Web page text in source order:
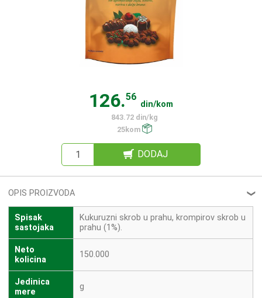
126.56
din/kom
843.72 din/kg
25kom
DODAJ
OPIS PROIZVODA ❮
Spisak
sastojaka
Kukuruzni skrob u prahu, krompirov skrob u
prahu (1%).
Neto
kolicina
150.000
Jedinica
mere
g